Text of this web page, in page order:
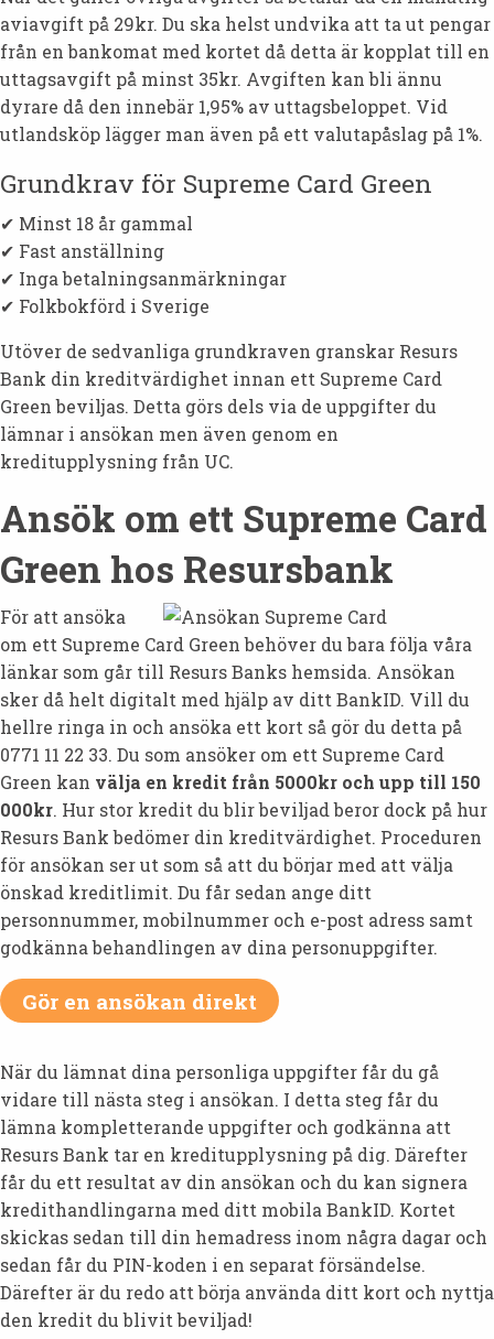
aviavgift på 29kr. Du ska helst undvika att ta ut pengar
från en bankomat med kortet då detta är kopplat till en
uttagsavgift på minst 35kr. Avgiften kan bli ännu
dyrare då den innebär 1,95% av uttagsbeloppet. Vid
utlandsköp lägger man även på ett valutapåslag på 1%.
Grundkrav för Supreme Card Green
✔ Minst 18 år gammal
✔ Fast anställning
✔ Inga betalningsanmärkningar
✔ Folkbokförd i Sverige
Utöver de sedvanliga grundkraven granskar Resurs
Bank din kreditvärdighet innan ett Supreme Card
Green beviljas. Detta görs dels via de uppgifter du
lämnar i ansökan men även genom en
kreditupplysning från UC.
Ansök om ett Supreme Card
Green hos Resursbank
För att ansöka
om ett Supreme Card Green behöver du bara följa våra
länkar som går till Resurs Banks hemsida. Ansökan
sker då helt digitalt med hjälp av ditt BankID. Vill du
hellre ringa in och ansöka ett kort så gör du detta på
0771 11 22 33. Du som ansöker om ett Supreme Card
Green kan välja en kredit från 5000kr och upp till 150
000kr. Hur stor kredit du blir beviljad beror dock på hur
Resurs Bank bedömer din kreditvärdighet. Proceduren
för ansökan ser ut som så att du börjar med att välja
önskad kreditlimit. Du får sedan ange ditt
personnummer, mobilnummer och e-post adress samt
godkänna behandlingen av dina personuppgifter.
Gör en ansökan direkt
När du lämnat dina personliga uppgifter får du gå
vidare till nästa steg i ansökan. I detta steg får du
lämna kompletterande uppgifter och godkänna att
Resurs Bank tar en kreditupplysning på dig. Därefter
får du ett resultat av din ansökan och du kan signera
kredithandlingarna med ditt mobila BankID. Kortet
skickas sedan till din hemadress inom några dagar och
sedan får du PIN-koden i en separat försändelse.
Därefter är du redo att börja använda ditt kort och nyttja
den kredit du blivit beviljad!